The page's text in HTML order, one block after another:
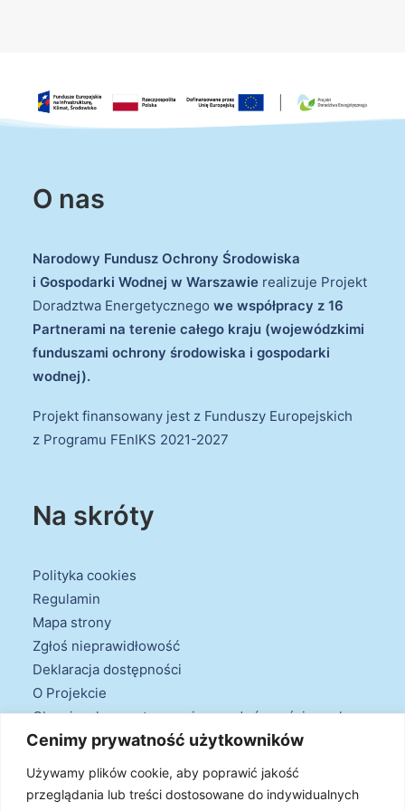
Cenimy prywatność użytkowników
Używamy plików cookie, aby poprawić jakość
przeglądania lub treści dostosowane do indywidualnych
O nas
Narodowy Fundusz Ochrony Środowiska
i Gospodarki Wodnej w Warszawie realizuje Projekt
Doradztwa Energetycznego we współpracy z 16
Partnerami na terenie całego kraju (wojewódzkimi
funduszami ochrony środowiska i gospodarki
wodnej).
Projekt finansowany jest z Funduszy Europejskich
z Programu FEnIKS 2021-2027
Na skróty
Polityka cookies
Regulamin
Mapa strony
Zgłoś nieprawidłowość
Deklaracja dostępności
O Projekcie
Obowiązek przestrzegania zasad równościowych
oraz warunków podstawowych
Klauzule informacyjne